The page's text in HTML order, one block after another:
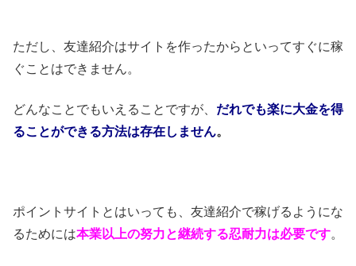
ただし、友達紹介はサイトを作ったからといってすぐに稼
ぐことはできません。
どんなことでもいえることですが、 だれでも楽に大金を得
ることができる方法は存在しません。
ポイントサイトとはいっても、友達紹介で稼げるようにな
るためには本業以上の努力と継続する忍耐力は必要です。